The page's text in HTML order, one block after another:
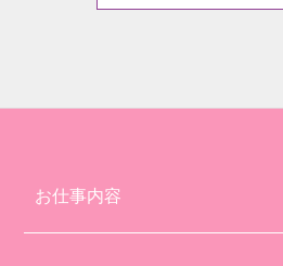
お仕事内容